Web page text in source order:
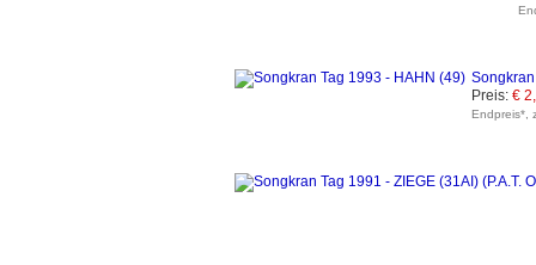
Preis: €
Endpreis*,